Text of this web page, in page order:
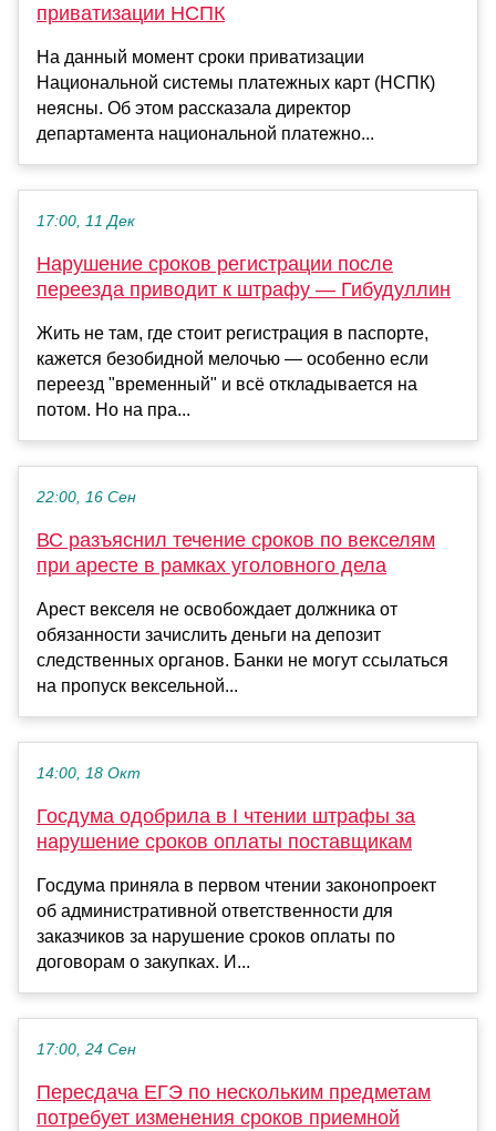
приватизации НСПК
На данный момент сроки приватизации
Национальной системы платежных карт (НСПК)
неясны. Об этом рассказала директор
департамента национальной платежно...
17:00, 11 Дек
Нарушение сроков регистрации после
переезда приводит к штрафу — Гибудуллин
Жить не там, где стоит регистрация в паспорте,
кажется безобидной мелочью — особенно если
переезд "временный" и всё откладывается на
потом. Но на пра...
22:00, 16 Сен
ВС разъяснил течение сроков по векселям
при аресте в рамках уголовного дела
Арест векселя не освобождает должника от
обязанности зачислить деньги на депозит
следственных органов. Банки не могут ссылаться
на пропуск вексельной...
14:00, 18 Окт
Госдума одобрила в I чтении штрафы за
нарушение сроков оплаты поставщикам
Госдума приняла в первом чтении законопроект
об административной ответственности для
заказчиков за нарушение сроков оплаты по
договорам о закупках. И...
17:00, 24 Сен
Пересдача ЕГЭ по нескольким предметам
потребует изменения сроков приемной